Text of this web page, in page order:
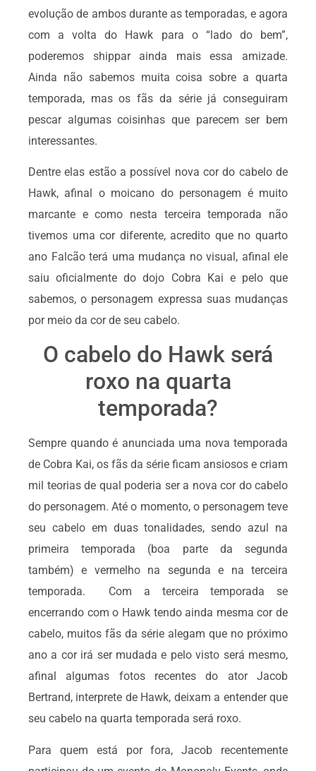
evolução de ambos durante as temporadas, e agora
com a volta do Hawk para o “lado do bem”,
poderemos shippar ainda mais essa amizade.
Ainda não sabemos muita coisa sobre a quarta
temporada, mas os fãs da série já conseguiram
pescar algumas coisinhas que parecem ser bem
interessantes.
Dentre elas estão a possível nova cor do cabelo de
Hawk, afinal o moicano do personagem é muito
marcante e como nesta terceira temporada não
tivemos uma cor diferente, acredito que no quarto
ano Falcão terá uma mudança no visual, afinal ele
saiu oficialmente do dojo Cobra Kai e pelo que
sabemos, o personagem expressa suas mudanças
por meio da cor de seu cabelo.
O cabelo do Hawk será
roxo na quarta
temporada?
Sempre quando é anunciada uma nova temporada
de Cobra Kai, os fãs da série ficam ansiosos e criam
mil teorias de qual poderia ser a nova cor do cabelo
do personagem. Até o momento, o personagem teve
seu cabelo em duas tonalidades, sendo azul na
primeira temporada (boa parte da segunda
também) e vermelho na segunda e na terceira
temporada. Com a terceira temporada se
encerrando com o Hawk tendo ainda mesma cor de
cabelo, muitos fãs da série alegam que no próximo
ano a cor irá ser mudada e pelo visto será mesmo,
afinal algumas fotos recentes do ator Jacob
Bertrand, interprete de Hawk, deixam a entender que
seu cabelo na quarta temporada será roxo.
Para quem está por fora, Jacob recentemente